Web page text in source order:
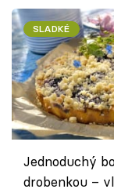
SLADKÉ
Jednoduchý
drobenkou –